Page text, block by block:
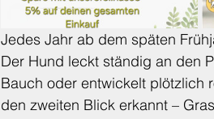
Jedes Jahr ab dem späten
Der Hund leckt ständig an den
Bauch oder entwickelt plötzlich
den zweiten Blick erkannt –